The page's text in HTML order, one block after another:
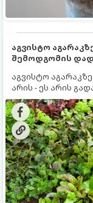
აგვისტო
შემოდგომის
აგვისტო
არის - ეს არის
ეყრება
შემოდგომა-
ნიადაგმა
ზამთარს
მნიშვნელოვანი